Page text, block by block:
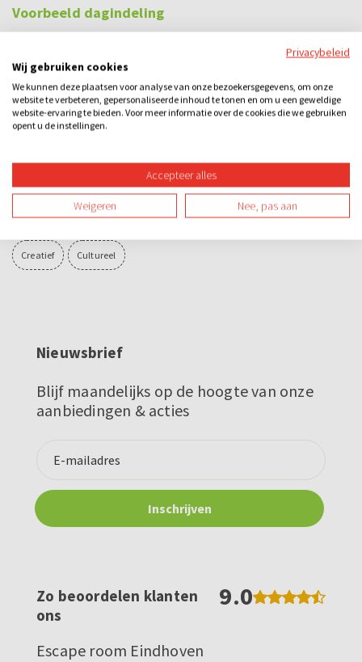
Voorbeeld dagindeling
13.45 - 14.30 uur
14.30 - 14.45 uur
Bossche bol incl. consumptie
Sightseeing Arrangementen Bedrijfsuitje Familie-uitje
Teamuitje Groepsuitje Overdag Binnen Buiten
Creatief Cultureel
Nieuwsbrief
Blijf maandelijks op de hoogte van onze
aanbiedingen & acties
Zo beoordelen klanten
ons
9.0
Escape room Eindhoven
Privacybeleid
Wij gebruiken cookies
We kunnen deze plaatsen voor analyse van onze bezoekersgegevens, om onze
website te verbeteren, gepersonaliseerde inhoud te tonen en om u een geweldige
website-ervaring te bieden. Voor meer informatie over de cookies die we gebruiken
opent u de instellingen.
Accepteer alles
Weigeren Nee, pas aan